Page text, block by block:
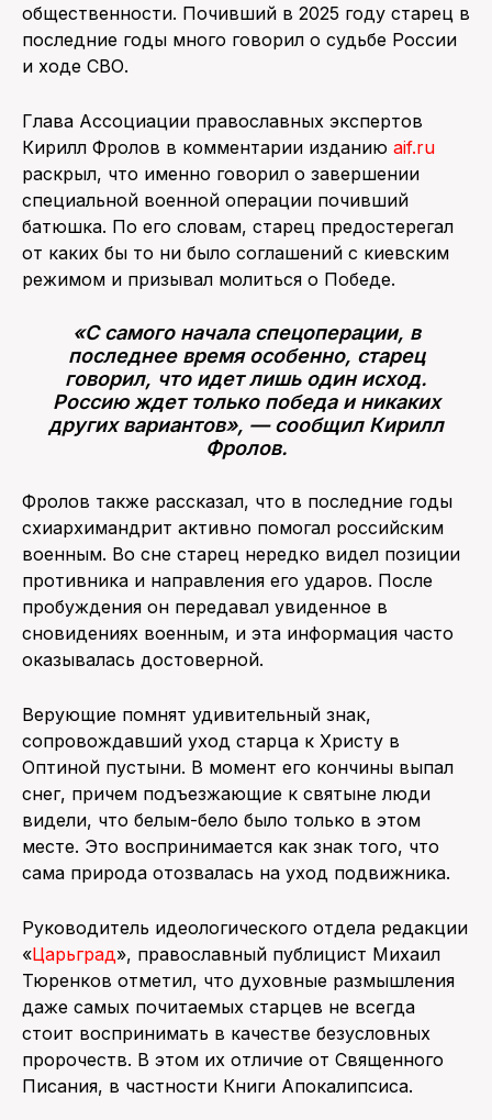
общественности. Почивший в 2025 году старец в
последние годы много говорил о судьбе России
и ходе СВО.
Глава Ассоциации православных экспертов
Кирилл Фролов в комментарии изданию aif.ru
раскрыл, что именно говорил о завершении
специальной военной операции почивший
батюшка. По его словам, старец предостерегал
от каких бы то ни было соглашений с киевским
режимом и призывал молиться о Победе.
«С самого начала спецоперации, в
последнее время особенно, старец
говорил, что идет лишь один исход.
Россию ждет только победа и никаких
других вариантов», — сообщил Кирилл
Фролов.
Фролов также рассказал, что в последние годы
схиархимандрит активно помогал российским
военным. Во сне старец нередко видел позиции
противника и направления его ударов. После
пробуждения он передавал увиденное в
сновидениях военным, и эта информация часто
оказывалась достоверной.
Верующие помнят удивительный знак,
сопровождавший уход старца к Христу в
Оптиной пустыни. В момент его кончины выпал
снег, причем подъезжающие к святыне люди
видели, что белым-бело было только в этом
месте. Это воспринимается как знак того, что
сама природа отозвалась на уход подвижника.
Руководитель идеологического отдела редакции
«Царьград», православный публицист Михаил
Тюренков отметил, что духовные размышления
даже самых почитаемых старцев не всегда
стоит воспринимать в качестве безусловных
пророчеств. В этом их отличие от Священного
Писания, в частности Книги Апокалипсиса.